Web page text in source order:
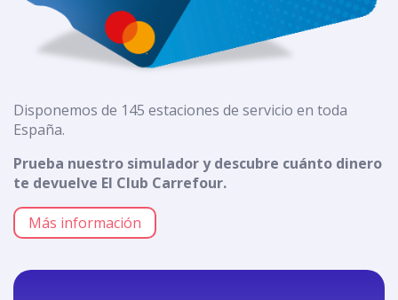
Disponemos de 145 estaciones de servicio en toda
España.
Prueba nuestro simulador y descubre cuánto dinero
te devuelve El Club Carrefour.
Más información